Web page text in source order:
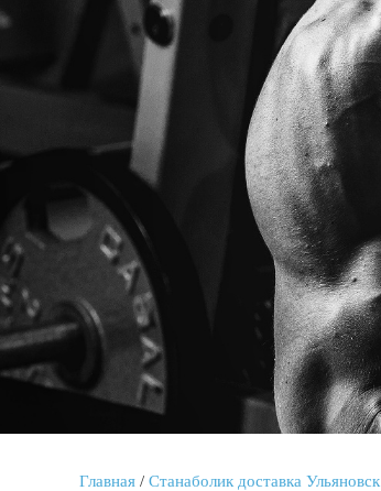
Главная / Станаболик доставка Ульяновск